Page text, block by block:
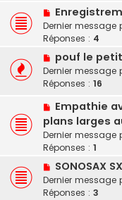
Dernier message
Réponses : 4
pouf le
Dernier message
Réponses : 16
Empathie
plans larges
Dernier message
Réponses : 1
SONOSAX
Dernier message
Réponses : 3